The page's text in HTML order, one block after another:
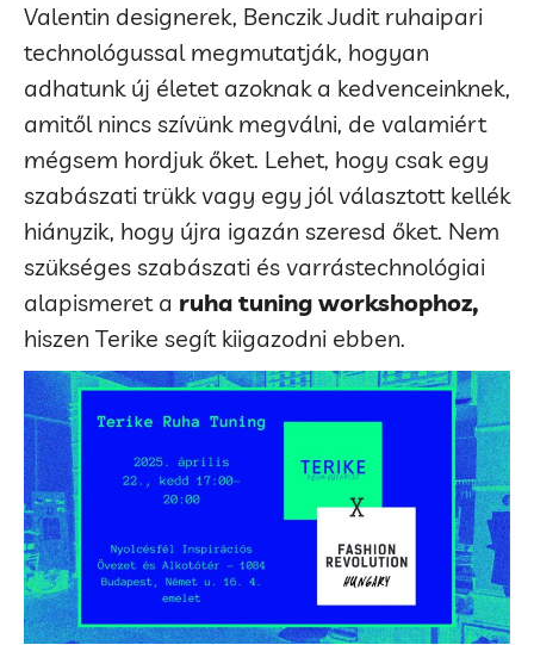
Valentin designerek, Benczik Judit ruhaipari
technológussal megmutatják, hogyan
adhatunk új életet azoknak a kedvenceinknek,
amitől nincs szívünk megválni, de valamiért
mégsem hordjuk őket. Lehet, hogy csak egy
szabászati trükk vagy egy jól választott kellék
hiányzik, hogy újra igazán szeresd őket. Nem
szükséges szabászati és varrástechnológiai
alapismeret a ruha tuning workshophoz,
hiszen Terike segít kiigazodni ebben.